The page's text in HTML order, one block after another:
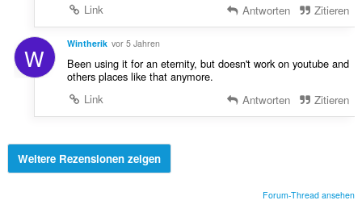
Link
Antworten Zitieren
W Wintherik vor 5 Jahren
Been using it for an eternity, but doesn't work on youtube and
others places like that anymore.
Link
Antworten Zitieren
Weitere Rezensionen zeigen
Forum-Thread ansehen